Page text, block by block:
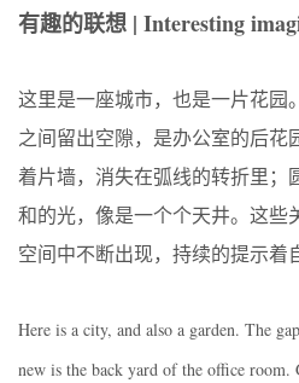
有趣的联想 | Interesting
这里是一座城市，也是一片花园
之间留出空隙，是办公室的后花
着片墙，消失在弧线的转折里；
和的光，像是一个个天井。这些
空间中不断出现，持续的提示着
Here is a city, and also a garden. The
new is the back yard of the office room.